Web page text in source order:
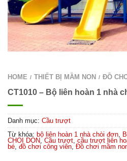
HOME / THIẾT BỊ MẦM NON / ĐỒ
CT1010 – Bộ liên hoàn 1 nhà
Danh mục: Cầu trượt
Từ khóa: bộ liên hoàn 1 nhà chòi đơn
CHOI DON Cầu trượt cầu trượt liên
bé đồ chơi công viên Đồ chơi mầm